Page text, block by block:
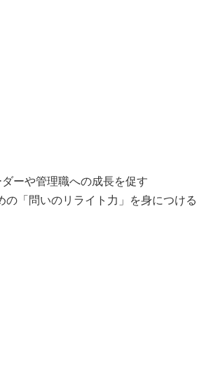
ーや管理職への成長を促す
「問いのリライト力」を身につける